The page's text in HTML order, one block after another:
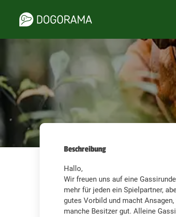
Beschreibung
Hallo,
Wir freuen uns auf eine
mehr für jeden ein Spielpartner,
gutes Vorbild und macht
manche Besitzer gut. Alleine